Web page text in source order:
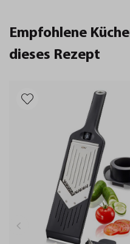
Empfohlene
dieses Rezept